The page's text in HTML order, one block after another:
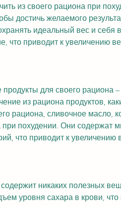
из своего рациона при
достичь желаемого
идеальный вес и себя
что приводит к увеличению
для своего рациона
из рациона продуктов,
рациона, сливочное масло,
при похудении. Они содержат
что приводит к увеличению
никаких полезных
уровня сахара в крови,